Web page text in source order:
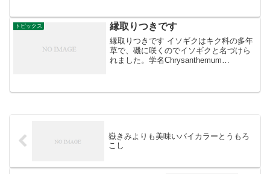
た。実は脱穀の作業はハーベスタを使う
のでそれほどの重労働では...
トピックス 縁取りつきです
縁取りつきです イソギクはキク科の多年
草で、磯に咲くのでイソギクと名づけら
れました。学名Chrysanthemum
嶽きみよりも美味いバイカラーとうもろ
こし